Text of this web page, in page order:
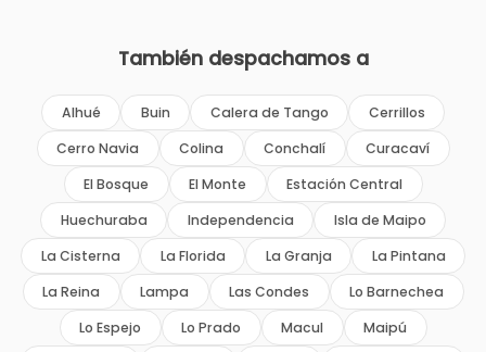
También despachamos a
Alhué Buin Calera de Tango
Cerrillos
Cerro Navia
Colina Conchalí
Curacaví
El Bosque
El Monte
Estación Central
Huechuraba
Independencia
Isla de Maipo
La Cisterna
La Florida La Granja
La Pintana
La Reina
Lampa Las Condes
Lo Barnechea
Lo Espejo
Lo Prado Macul Maipú